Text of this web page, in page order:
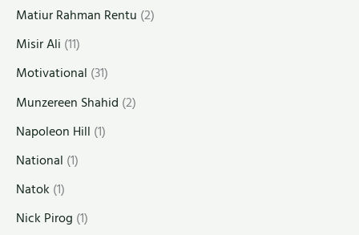
Matiur Rahman Rentu (2)
Misir Ali (11)
Motivational (31)
Munzereen Shahid (2)
Napoleon Hill (1)
National (1)
Natok (1)
Nick Pirog (1)